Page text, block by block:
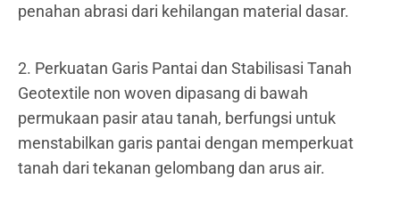
penahan abrasi dari kehilangan material dasar.
2. Perkuatan Garis Pantai dan Stabilisasi Tanah
Geotextile non woven dipasang di bawah
permukaan pasir atau tanah, berfungsi untuk
menstabilkan garis pantai dengan memperkuat
tanah dari tekanan gelombang dan arus air.